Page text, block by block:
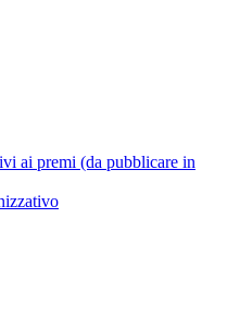
ai premi (da pubblicare in